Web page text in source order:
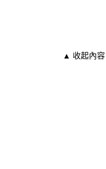
▲ 收起內容